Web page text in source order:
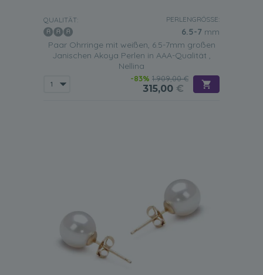
QUALITÄT: PERLENGRÖSSE:
6.5-7 mm
Paar Ohrringe mit weißen, 6.5-7mm großen
Janischen Akoya Perlen in AAA-Qualität ,
Nellina
-83% 1.909,00 €
315,00 €